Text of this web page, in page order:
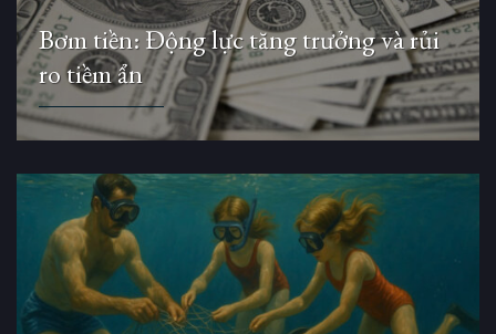
Bơm tiền: Động lực tăng trưởng và rủi
ro tiềm ẩn